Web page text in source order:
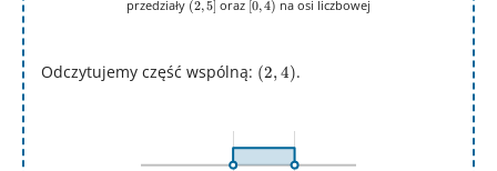
przedziały (2,5] oraz [0,4) na osi liczbowej
Odczytujemy część wspólną: (2,4)
(2,4).